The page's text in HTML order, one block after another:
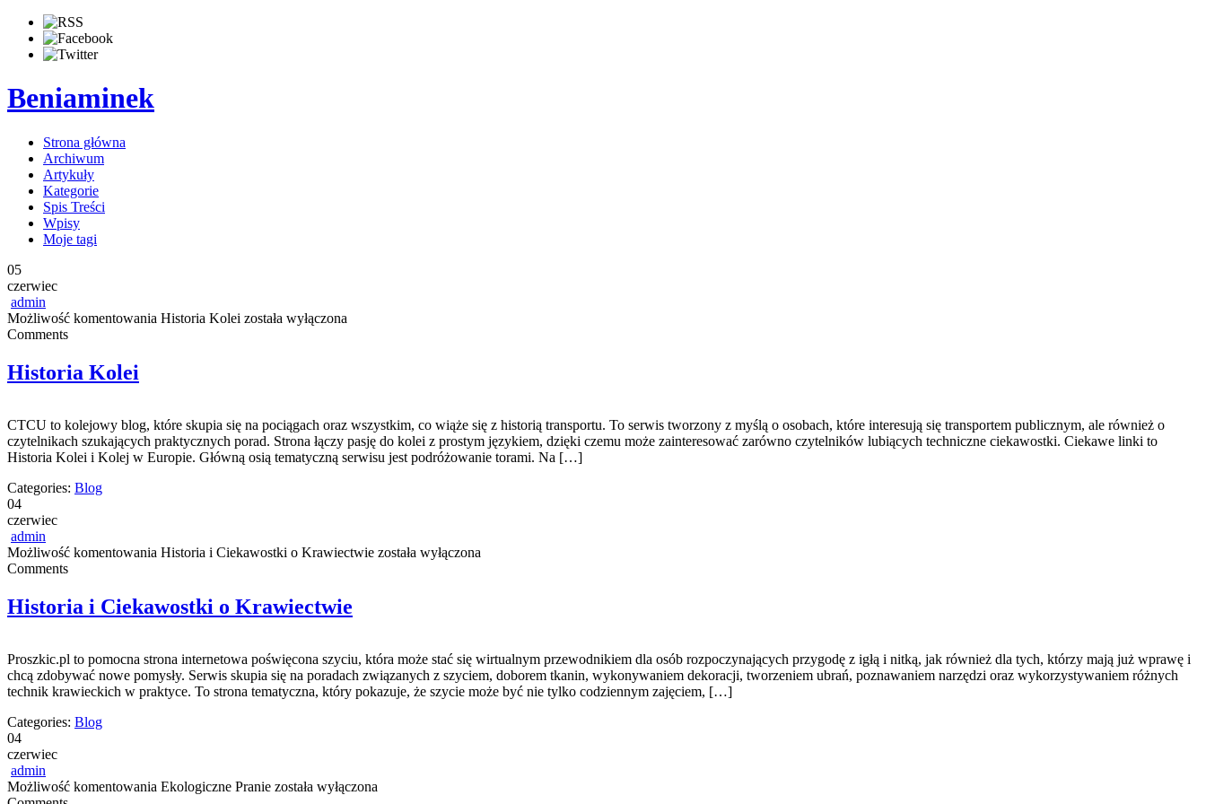
Beniaminek
Strona główna
Archiwum
Artykuły
Kategorie
Spis Treści
Wpisy
Moje tagi
05
czerwiec
admin
Możliwość komentowania Historia Kolei została wyłączona
Comments
Historia Kolei
CTCU to kolejowy blog, które skupia się na pociągach oraz wszystkim, co wiąże się z historią transportu. To serwis tworzony z myślą o osobach, które interesują się transportem publicznym, ale również o
czytelnikach szukających praktycznych porad. Strona łączy pasję do kolei z prostym językiem, dzięki czemu może zainteresować zarówno czytelników lubiących techniczne ciekawostki. Ciekawe linki to
Historia Kolei i Kolej w Europie. Główną osią tematyczną serwisu jest podróżowanie torami. Na […]
Categories: Blog
04
czerwiec
admin
Możliwość komentowania Historia i Ciekawostki o Krawiectwie została wyłączona
Comments
Historia i Ciekawostki o Krawiectwie
Proszkic.pl to pomocna strona internetowa poświęcona szyciu, która może stać się wirtualnym przewodnikiem dla osób rozpoczynających przygodę z igłą i nitką, jak również dla tych, którzy mają już wprawę i
chcą zdobywać nowe pomysły. Serwis skupia się na poradach związanych z szyciem, doborem tkanin, wykonywaniem dekoracji, tworzeniem ubrań, poznawaniem narzędzi oraz wykorzystywaniem różnych
technik krawieckich w praktyce. To strona tematyczna, który pokazuje, że szycie może być nie tylko codziennym zajęciem, […]
Categories: Blog
04
czerwiec
admin
Możliwość komentowania Ekologiczne Pranie została wyłączona